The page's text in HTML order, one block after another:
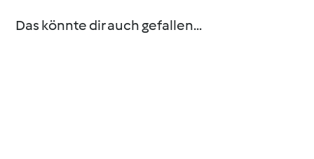
Das könnte dir auch gefallen...